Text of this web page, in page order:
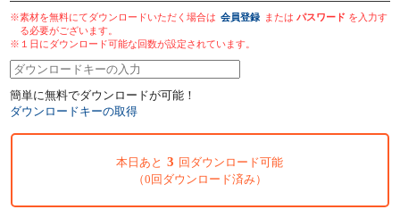
※素材を無料にてダウンロードいただく場合は 会員登録 またはパスワード を入力す
る必要がございます。
※１日にダウンロード可能な回数が設定されています。
簡単に無料でダウンロードが可能！
ダウンロードキーの取得
本日あと 3 回ダウンロード可能
（0回ダウンロード済み）